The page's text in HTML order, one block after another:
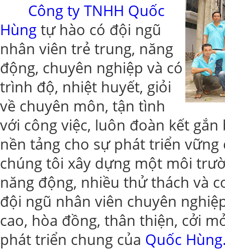
Công ty TNHH Quốc
Hùng tự hào có đội ngũ
nhân viên trẻ trung, năng
động, chuyên nghiệp và có
trình độ, nhiệt huyết, giỏi
về chuyên môn, tận tình
với công việc, luôn đoàn kết
nền tảng cho sự phát triển
chúng tôi xây dựng một môi
năng động, nhiều thử thách và
đội ngũ nhân viên chuyên
cao, hòa đồng, thân thiện, cởi
phát triển chung của Quốc